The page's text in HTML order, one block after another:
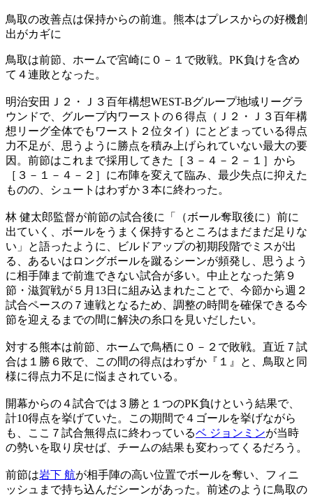
鳥取の改善点は保持からの前進。熊本はプレスからの好機創
出がカギに
鳥取は前節、ホームで宮崎に０－１で敗戦。PK負けを含め
て４連敗となった。
明治安田Ｊ２・Ｊ３百年構想WEST-Bグループ地域リーグラ
ウンドで、グループ内ワーストの６得点（Ｊ２・Ｊ３百年構
想リーグ全体でもワースト２位タイ）にとどまっている得点
力不足が、思うように勝点を積み上げられていない最大の要
因。前節はこれまで採用してきた［３－４－２－１］から
［３－１－４－２］に布陣を変えて臨み、最少失点に抑えた
ものの、シュートはわずか３本に終わった。
林 健太郎監督が前節の試合後に「（ボール奪取後に）前に
出ていく、ボールをうまく保持するところはまだまだ足りな
い」と語ったように、ビルドアップの初期段階でミスが出
る、あるいはロングボールを蹴るシーンが頻発し、思うよう
に相手陣まで前進できない試合が多い。中止となった第９
節・滋賀戦が５月13日に組み込まれたことで、今節から週２
試合ペースの７連戦となるため、調整の時間を確保できる今
節を迎えるまでの間に解決の糸口を見いだしたい。
対する熊本は前節、ホームで鳥栖に０－２で敗戦。直近７試
合は１勝６敗で、この間の得点はわずか『１』と、鳥取と同
様に得点力不足に悩まされている。
開幕からの４試合では３勝と１つのPK負けという結果で、
計10得点を挙げていた。この期間で４ゴールを挙げながら
も、ここ７試合無得点に終わっているベ ジョンミンが当時
の勢いを取り戻せば、チームの結果も変わってくるだろう。
前節は岩下 航が相手陣の高い位置でボールを奪い、フィニ
ッシュまで持ち込んだシーンがあった。前述のように鳥取の